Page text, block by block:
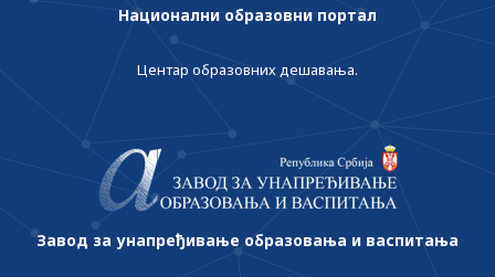
Национални образовни портал
Центар образовних дешавања.
Завод за унапређивање образовања и васпитања